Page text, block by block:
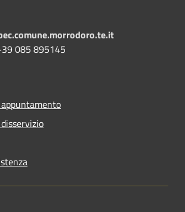
085 895145